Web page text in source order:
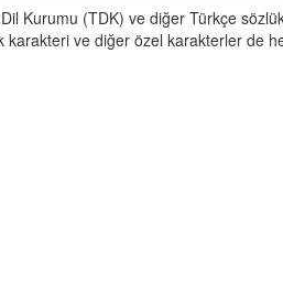
Kurumu (TDK) ve diğer Türkçe
ve diğer özel karakterler de